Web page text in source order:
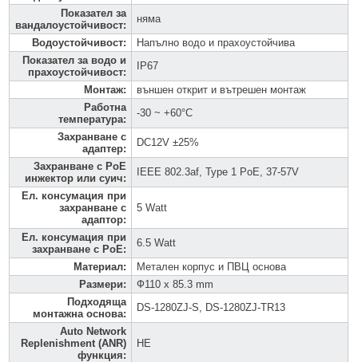
Показател за
вандалоустойчивост:
няма
Водоустойчивост:
Напълно водо и прахоустойчива
Показател за водо и
прахоустойчивост:
IP67
Монтаж:
външен открит и вътрешен монтаж
Работна
температура:
-30 ~ +60°C
Захранване с
адаптер:
DC12V ±25%
Захранване с PoE
инжектор или суич:
IEEE 802.3af, Type 1 PoE, 37-57V
Ел. консумация при
захранване с
адаптор:
5 Watt
Ел. консумация при
захранване с PoE:
6.5 Watt
Материал:
Метален корпус и ПВЦ основа
Размери:
Ф110 x 85.3 mm
Подходяща
монтажна основа:
DS-1280ZJ-S, DS-1280ZJ-TR13
Auto Network
Replenishment (ANR)
функция:
НЕ